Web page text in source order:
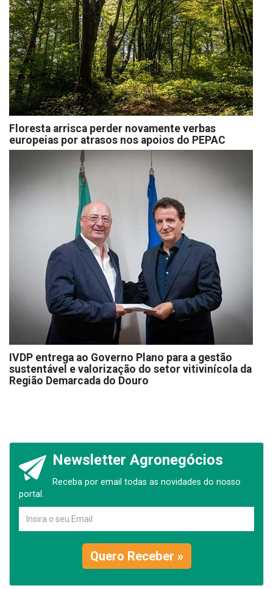
Floresta arrisca perder novamente verbas
europeias por atrasos nos apoios do PEPAC
IVDP entrega ao Governo Plano para a gestão
sustentável e valorização do setor vitivinícola da
Região Demarcada do Douro
Newsletter Agronegócios
Receba por email todas as novidades do nosso
portal.
Quero Receber »